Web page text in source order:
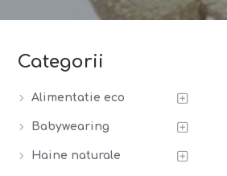
Categorii
Alimentatie eco
Babywearing
Haine naturale